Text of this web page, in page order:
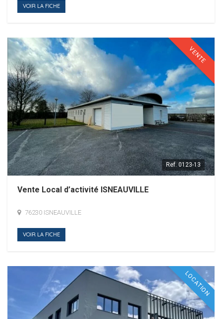
VOIR LA FICHE
VENTE
Ref. 0123-13
Vente Local d’activité ISNEAUVILLE
76230 ISNEAUVILLE
VOIR LA FICHE
LOCATION